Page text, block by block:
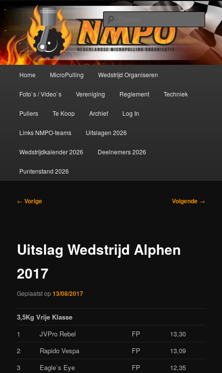
primaire
inhoudNederlandse MicroPulling
Organisatie
De meest krachtige modelbouwsport ter wereld!
Home MicroPulling Wedstrijd Organiseren
Foto`s / Video`s Vereniging Reglement Techniek
Pullers Te Koop Archief Log In
Links NMPO-teams Uitslagen 2026
Wedstrijdkalender 2026 Deelnemers 2026
Puntenstand 2026
Bericht
← Vorige Volgende →
Uitslag Wedstrijd Alphen
2017
Geplaatst op13/08/2017
3,5Kg Vrije Klasse
1
JVPro Rebel FP
13,30
2
Rapido Vespa FP
13,09
3
Eagle`s Eye FP
12,35